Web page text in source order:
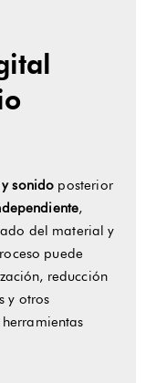
sonido posterior
,
del material y
puede
reducción
y otros